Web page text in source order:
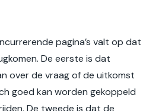
pagina’s valt op dat
De eerste is dat
over de vraag of de uitkomst
goed kan worden gekoppeld
De tweede is dat de